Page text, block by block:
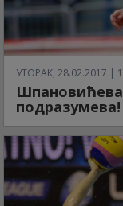
УТОРАК, 28.02.2017 |
подразумева!